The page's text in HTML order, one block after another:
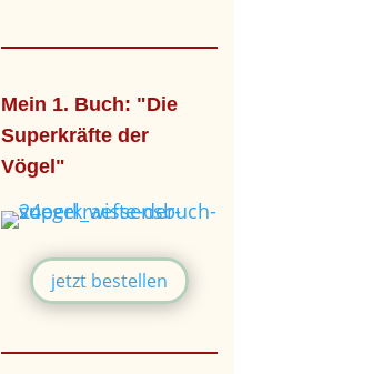
Mein 1. Buch: "Die
Superkräfte der
Vögel"
jetzt bestellen